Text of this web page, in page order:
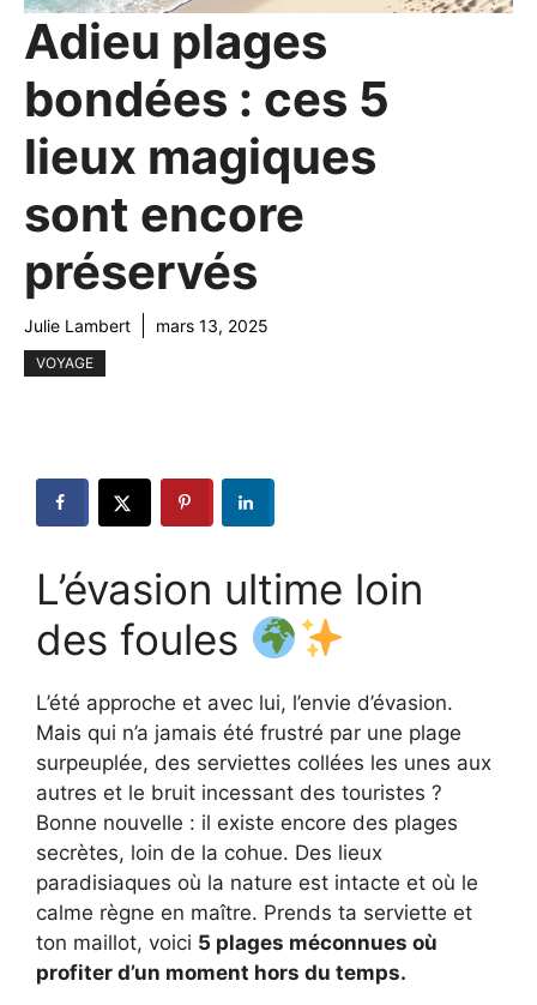
Adieu plages
bondées : ces 5
lieux magiques
sont encore
préservés
Julie Lambert mars 13, 2025
VOYAGE
L’évasion ultime loin
des foules
L’été approche et avec lui, l’envie d’évasion.
Mais qui n’a jamais été frustré par une plage
surpeuplée, des serviettes collées les unes aux
autres et le bruit incessant des touristes ?
Bonne nouvelle : il existe encore des plages
secrètes, loin de la cohue. Des lieux
paradisiaques où la nature est intacte et où le
calme règne en maître. Prends ta serviette et
ton maillot, voici 5 plages méconnues où
profiter d’un moment hors du temps.